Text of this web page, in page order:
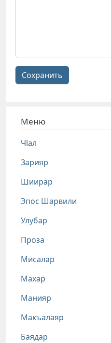
Сохранить
Меню
Чlал
Зарияр
Шиирар
Эпос Шарвили
Улубар
Проза
Мисалар
Махар
Манияр
Макъалаяр
Баядар